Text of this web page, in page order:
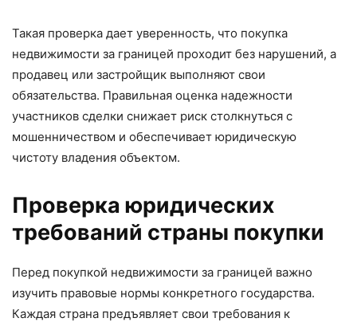
Такая проверка дает уверенность, что покупка
недвижимости за границей проходит без нарушений, а
продавец или застройщик выполняют свои
обязательства. Правильная оценка надежности
участников сделки снижает риск столкнуться с
мошенничеством и обеспечивает юридическую
чистоту владения объектом.
Проверка юридических
требований страны покупки
Перед покупкой недвижимости за границей важно
изучить правовые нормы конкретного государства.
Каждая страна предъявляет свои требования к